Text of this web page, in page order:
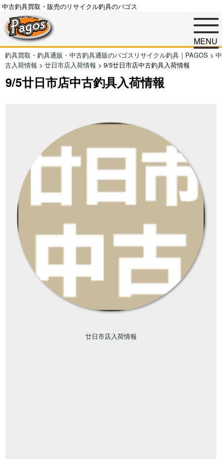
中古釣具買取・販売のリサイクル釣具のパゴス
MENU
釣具買取・釣具通販・中古釣具通販のパゴスリサイクル釣具｜PAGOS > 中
古入荷情報 > 廿日市店入荷情報 > 9/5廿日市店中古釣具入荷情報
9/5廿日市店中古釣具入荷情報
廿日市店入荷情報